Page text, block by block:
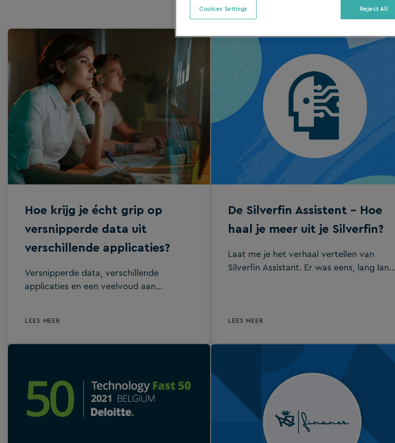
Hoe krijg je écht grip op
versnipperde data uit
verschillende applicaties?
Versnipperde data, verschillende
applicaties en een veelvoud aan
digitalisering niet leidt tot méér
complexiteit, maar juist tot grip,
overzicht en schaalbaarheid? In dit blog
lees je hoe je versnippering doorbreekt
LEES MEER
De Silverfin Assistent – Hoe
haal je meer uit je Silverfin?
Laat me je het verhaal vertellen van
Silverfin Assistant. Er was eens, lang lang
Assistent speelt zich af vandaag. In het
maar het werkt!
LEES MEER
Cookies Settings Reject All